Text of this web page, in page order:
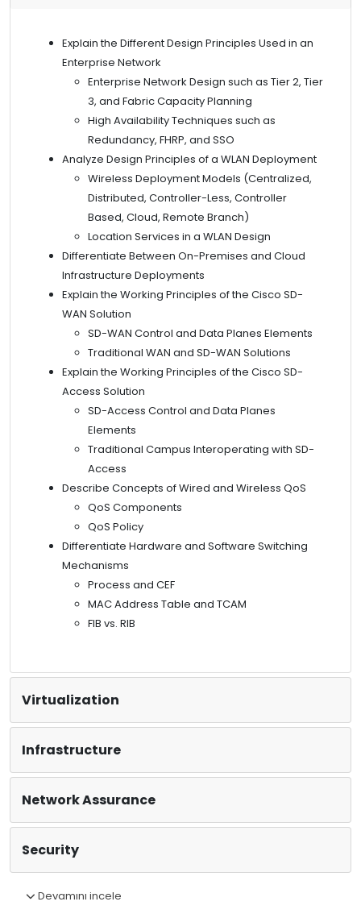
Explain the Different Design Principles Used in an
Enterprise Network
Enterprise Network Design such as Tier 2, Tier
3, and Fabric Capacity Planning
High Availability Techniques such as
Redundancy, FHRP, and SSO
Analyze Design Principles of a WLAN Deployment
Wireless Deployment Models (Centralized,
Distributed, Controller-Less, Controller
Based, Cloud, Remote Branch)
Location Services in a WLAN Design
Differentiate Between On-Premises and Cloud
Infrastructure Deployments
Explain the Working Principles of the Cisco SD-
WAN Solution
SD-WAN Control and Data Planes Elements
Traditional WAN and SD-WAN Solutions
Explain the Working Principles of the Cisco SD-
Access Solution
SD-Access Control and Data Planes
Elements
Traditional Campus Interoperating with SD-
Access
Describe Concepts of Wired and Wireless QoS
QoS Components
QoS Policy
Differentiate Hardware and Software Switching
Mechanisms
Process and CEF
MAC Address Table and TCAM
FIB vs. RIB
Virtualization
Infrastructure
Network Assurance
Security
Devamını incele